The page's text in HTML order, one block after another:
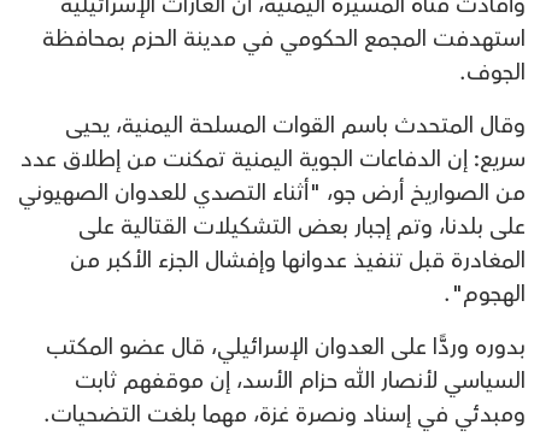
استهدفت المجمع الحكومي في مدينة الحزم بمحافظة
الجوف.
وقال المتحدث باسم القوات المسلحة اليمنية، يحيى
سريع: إن الدفاعات الجوية اليمنية تمكنت من إطلاق عدد
من الصواريخ أرض جو، "أثناء التصدي للعدوان الصهيوني
على بلدنا، وتم إجبار بعض التشكيلات القتالية على
المغادرة قبل تنفيذ عدوانها وإفشال الجزء الأكبر من
الهجوم".
بدوره وردًّا على العدوان الإسرائيلي، قال عضو المكتب
السياسي لأنصار الله حزام الأسد، إن موقفهم ثابت
ومبدئي في إسناد ونصرة غزة، مهما بلغت التضحيات.